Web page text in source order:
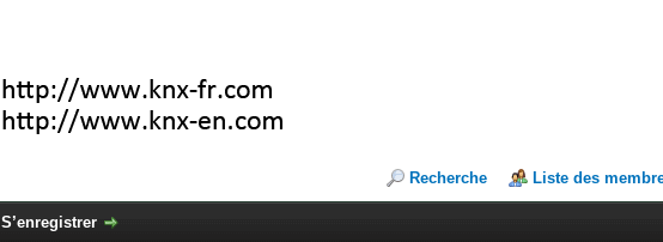
Recherche Liste des
S’enregistrer